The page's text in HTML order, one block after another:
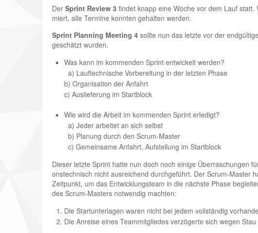
Der Sprint Review 3 findet knapp eine Woche vor dem Lauf
miert, alle Termine konnten gehalten werden.
Sprint Planning Meeting 4 sollte nun das letzte vor der
geschätzt wurden.
Was kann im kommenden Sprint entwickelt werden?
a) Lauftechnische Vorbereitung in der letzten Phase
b) Organisation der Anfahrt
c) Auslieferung im Startblock
Wie wird die Arbeit im kommenden Sprint erledigt?
a) Jeder arbeitet an sich selbst
b) Planung durch den Scrum-Master
c) Gemeinsame Anfahrt, Aufstellung im Startblock
Dieser letzte Sprint hatte nun doch noch einige Überraschungen
onstechnisch nicht ausreichend durchgeführt. Der Scrum-Master
Zeitpunkt, um das Entwicklungsteam in die nächste Phase
des Scrum-Masters notwendig machten:
Die Startunterlagen waren nicht bei jedem vollständig
Die Anreise eines Teammitgliedes verzögerte sich wegen